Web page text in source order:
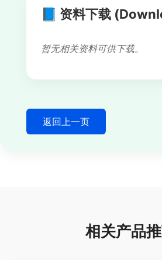
📘 资料下载
暂无相关资料可供下载。
返回上一页
相关产品